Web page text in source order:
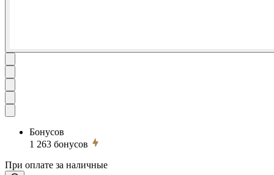
Бонусов
1 263 бонусов
При оплате за наличные